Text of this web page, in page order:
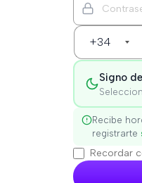
+34
Signo
Recibe
registrarte
Recordar